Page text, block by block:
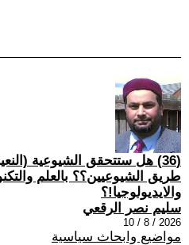
(36) هل ستتحقق الشيوعية
طريق الشيوعيين؟؟ بالعلم
والايديولوجيا!؟
سليم نصر الرقعي
2026 / 8 / 10
مواضيع وابحاث سياسية